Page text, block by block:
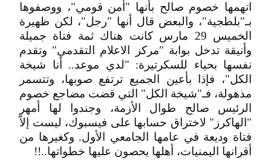
اتهمها خصوم صالح بأنها "أمن قومي"، ووصفوها
بـ"بلطجية"، والبعض قال أنها "رجل"، لكن ظهيرة
الخميس 29 مارس كانت هناك ثمة فتاة جميلة
وأنيقة تدخل بوابة "مركز الاعلام التقدمي" وتقدم
نفسها بحياء للسكرتيرة: "لدي موعد.. أنا شيخة
الكل"، فإذا بأعين الجميع ترتفع صوبها، وتتسمر
مذهولة، فـ"شيخة الكل" التي قضت مضاجع خصوم
الرئيس صالح طوال الأزمة، وجندوا لها أمهر
"الهاكرز" لاختراق حسابها على فيسبوك، ليست إلاّ
فتاة وديعة في عامها الجامعي الأول. وكغيرها من
أقرانها اليمنيات، أهلها يحصون عليها خطواتها..!!